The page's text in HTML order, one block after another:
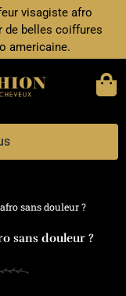
visagiste afro
de belles coiffures
americaine.
sans douleur ?
sans douleur ?